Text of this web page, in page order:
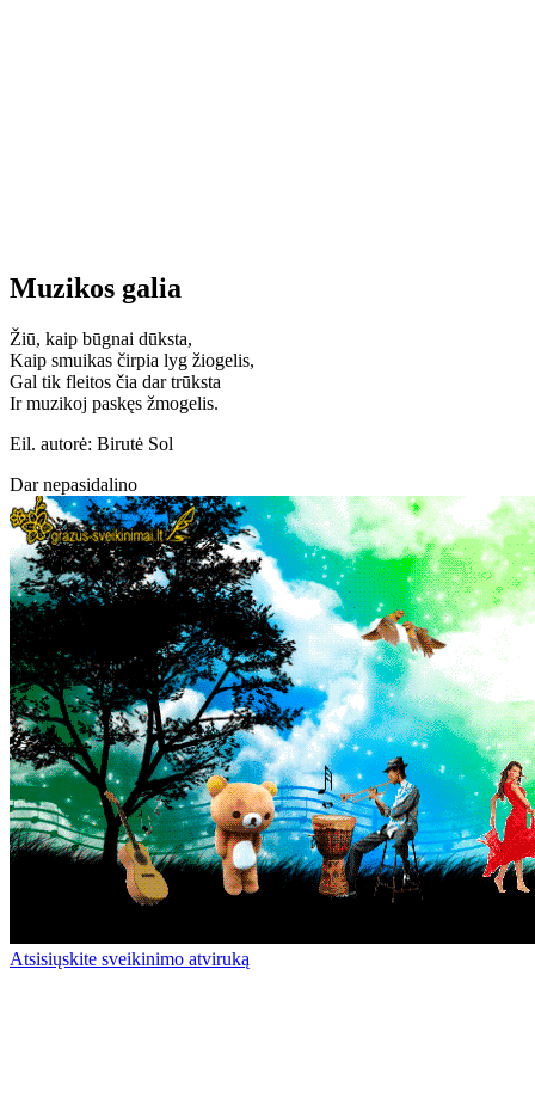
Muzikos galia
Žiū, kaip būgnai dūksta,
Kaip smuikas čirpia lyg žiogelis,
Gal tik fleitos čia dar trūksta
Ir muzikoj paskęs žmogelis.
Eil. autorė: Birutė Sol
Dar nepasidalino
Atsisiųskite sveikinimo atviruką